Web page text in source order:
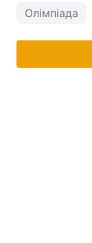
Олімпіада